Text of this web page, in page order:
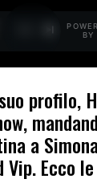
BY
profilo,
a
Ecco